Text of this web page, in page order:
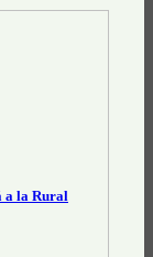
a la Rural